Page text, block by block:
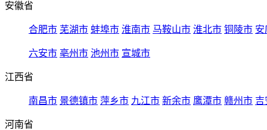
安徽省
合肥市 芜湖市 蚌埠市 淮南市 马鞍山市 淮北市 铜陵市 安
六安市 亳州市 池州市 宣城市
江西省
南昌市 景德镇市 萍乡市 九江市 新余市 鹰潭市 赣州市 吉
河南省